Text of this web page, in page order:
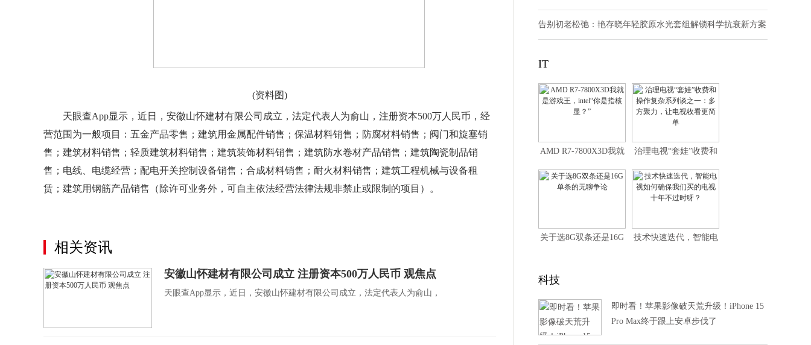
(资料图)
天眼查App显示，近日，安徽山怀建材有限公司成立，法定代表人为俞山，注册资本500万人民币，经
营范围为一般项目：五金产品零售；建筑用金属配件销售；保温材料销售；防腐材料销售；阀门和旋塞销
售；建筑材料销售；轻质建筑材料销售；建筑装饰材料销售；建筑防水卷材产品销售；建筑陶瓷制品销
售；电线、电缆经营；配电开关控制设备销售；合成材料销售；耐火材料销售；建筑工程机械与设备租
赁；建筑用钢筋产品销售（除许可业务外，可自主依法经营法律法规非禁止或限制的项目）。
相关资讯
安徽山怀建材有限公司成立 注册资本500万人民币 观焦点
天眼查App显示，近日，安徽山怀建材有限公司成立，法定代表人为俞山，
告别初老松弛：艳存晓年轻胶原水光套组解锁科学抗衰新方案
IT
AMD R7-7800X3D我就
是游戏王，intel“你是指
核显？”
治理电视“套娃”收费和
操作复杂系列谈之一：
多方聚力，让电视收看
关于选8G双条还是16G
技术快速迭代，智能电
科技
即时看！苹果影像破天荒升级！iPhone 15
Pro Max终于跟上安卓步伐了